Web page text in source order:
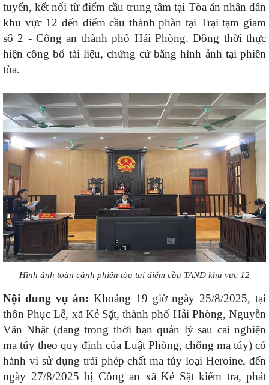
tuyến, kết nối từ điểm cầu trung tâm tại Tòa án nhân dân
khu vực 12 đến điểm cầu thành phần tại Trại tạm giam
số 2 - Công an thành phố Hải Phòng. Đồng thời thực
hiện công bố tài liệu, chứng cứ bằng hình ảnh tại phiên
tòa.
Hình ảnh toàn cảnh phiên tòa tại điểm cầu TAND khu vực 12
Nội dung vụ án: Khoảng 19 giờ ngày 25/8/2025, tại
thôn Phục Lễ, xã Kẻ Sặt, thành phố Hải Phòng, Nguyễn
Văn Nhật (đang trong thời hạn quản lý sau cai nghiện
ma túy theo quy định của Luật Phòng, chống ma túy) có
hành vi sử dụng trái phép chất ma túy loại Heroine, đến
ngày 27/8/2025 bị Công an xã Kẻ Sặt kiểm tra, phát